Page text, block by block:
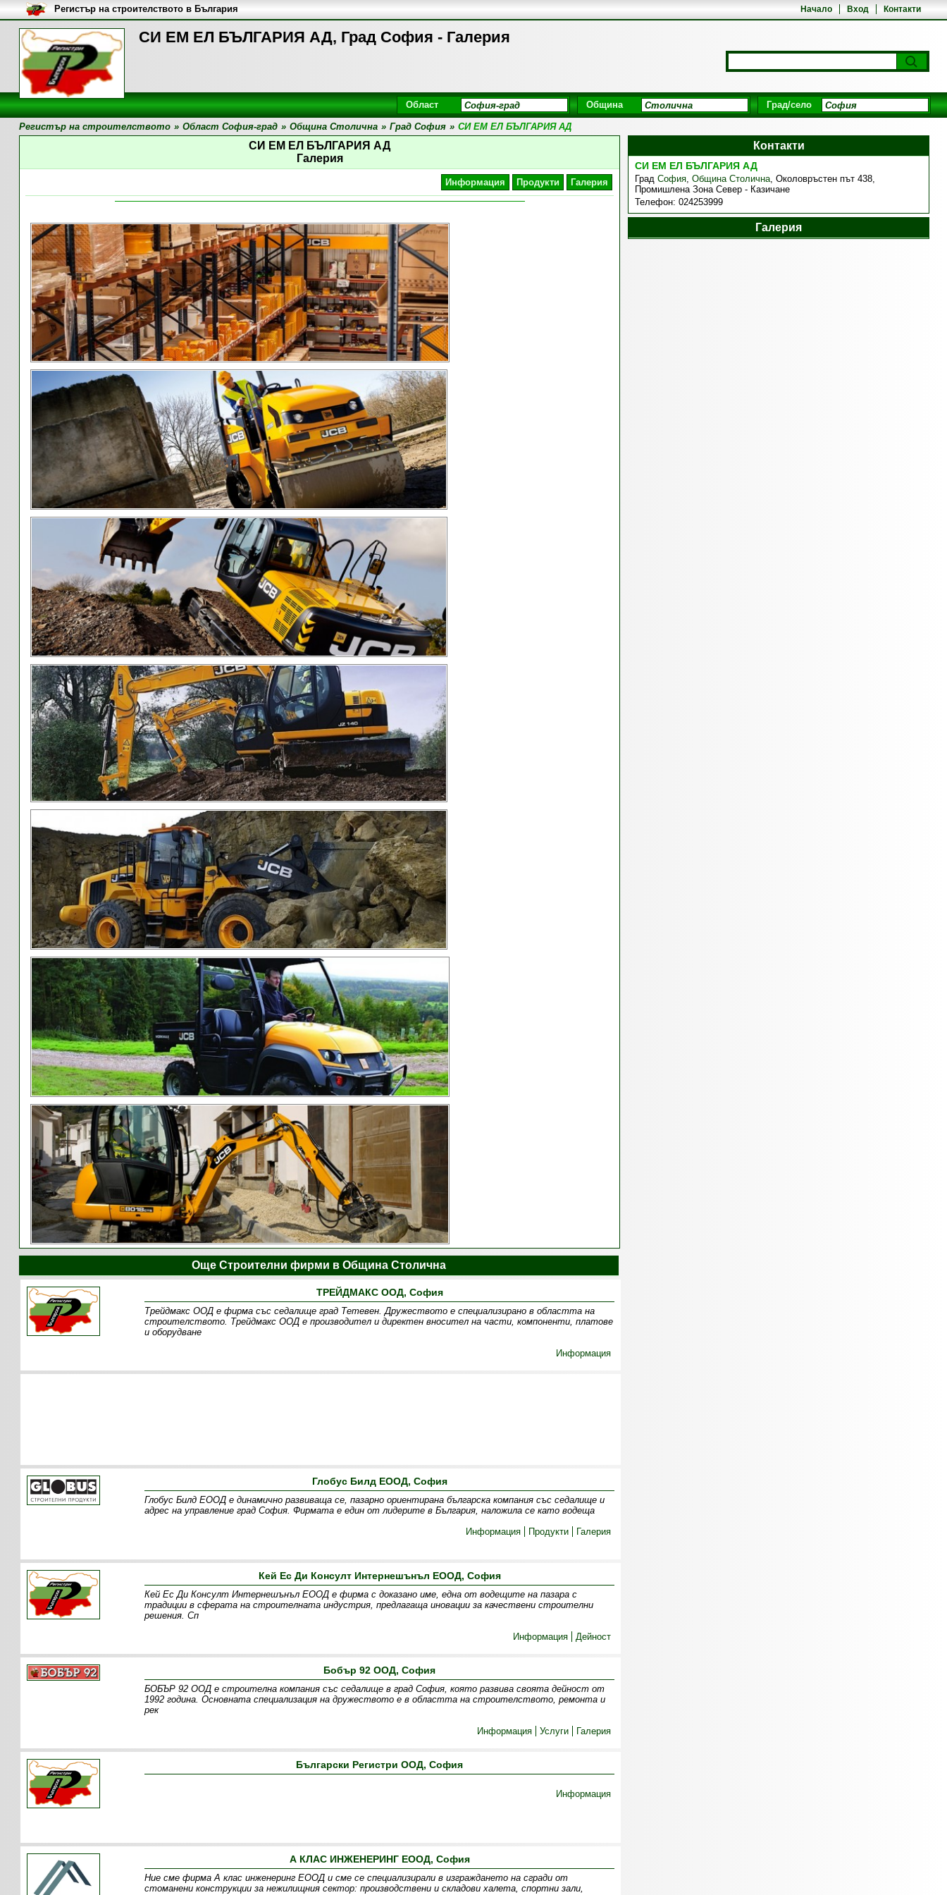
СИ ЕМ ЕЛ БЪЛГАРИЯ АД, Град София - Галерия
Начало Вход Контакти
Регистър на строителството в България
Област Община Град/село
Регистър на строителството » Област София-град » Община Столична » Град София » СИ ЕМ ЕЛ БЪЛГАРИЯ АД
СИ ЕМ ЕЛ БЪЛГАРИЯ АД
Галерия
Информация Продукти Галерия
Контакти
СИ ЕМ ЕЛ БЪЛГАРИЯ АД
Град София, Община Столична, Околовръстен път 438,
Промишлена Зона Север - Казичане
Телефон: 024253999
Галерия
Още Строителни фирми в Община Столична
ТРЕЙДМАКС ООД, София
Трейдмакс ООД е фирма със седалище град Тетевен. Дружеството е специализирано в областта на
строителството. Трейдмакс ООД е производител и директен вносител на части, компоненти, платове
и оборудване
Информация
Глобус Билд ЕООД, София
Глобус Билд ЕООД е динамично развиваща се, пазарно ориентирана българска компания със седалище и
адрес на управление град София. Фирмата е един от лидерите в България, наложила се като водеща
Информация
Продукти Галерия
Кей Ес Ди Консулт Интернешънъл ЕООД, София
Кей Ес Ди Консулт Интернешънъл ЕООД е фирма с доказано име, една от водещите на пазара с
традиции в сферата на строителната индустрия, предлагаща иновации за качествени строителни
решения. Сп
Информация
Дейност
Бобър 92 ООД, София
БОБЪР 92 ООД е строителна компания със седалище в град София, която развива своята дейност от
1992 година. Основната специализация на дружеството е в областта на строителството, ремонта и
рек
Информация
Услуги Галерия
Български Регистри ООД, София
Информация
А КЛАС ИНЖЕНЕРИНГ ЕООД, София
Ние сме фирма А клас инженеринг ЕООД и сме се специализирали в изграждането на сгради от
стоманени конструкции за нежилищния сектор: производствени и складови халета, спортни зали,